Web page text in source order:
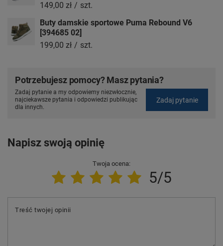
149,00 zł / szt.
Buty damskie sportowe Puma Rebound V6
[394685 02]
199,00 zł / szt.
Potrzebujesz pomocy? Masz pytania?
Zadaj pytanie a my odpowiemy niezwłocznie,
najciekawsze pytania i odpowiedzi publikując
dla innych.
Zadaj pytanie
Napisz swoją opinię
Twoja ocena:
5/5
Treść twojej opinii